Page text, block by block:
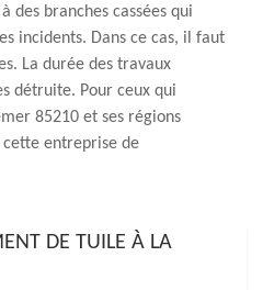
des branches cassées qui
incidents. Dans ce cas, il faut
La durée des travaux
détruite. Pour ceux qui
85210 et ses régions
entreprise de
DE TUILE À LA